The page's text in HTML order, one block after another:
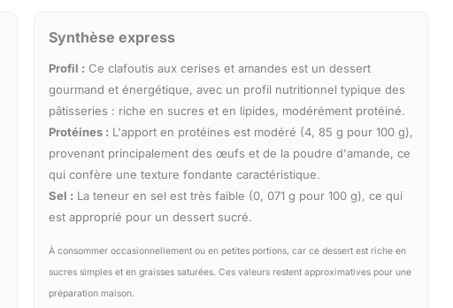
Synthèse express
Profil : Ce clafoutis aux cerises et amandes est un dessert
gourmand et énergétique, avec un profil nutritionnel typique des
pâtisseries : riche en sucres et en lipides, modérément protéiné.
Protéines : L'apport en protéines est modéré (4, 85 g pour 100 g),
provenant principalement des œufs et de la poudre d'amande, ce
qui confère une texture fondante caractéristique.
Sel : La teneur en sel est très faible (0, 071 g pour 100 g), ce qui
est approprié pour un dessert sucré.
À consommer occasionnellement ou en petites portions, car ce dessert est riche en
sucres simples et en graisses saturées. Ces valeurs restent approximatives pour une
préparation maison.